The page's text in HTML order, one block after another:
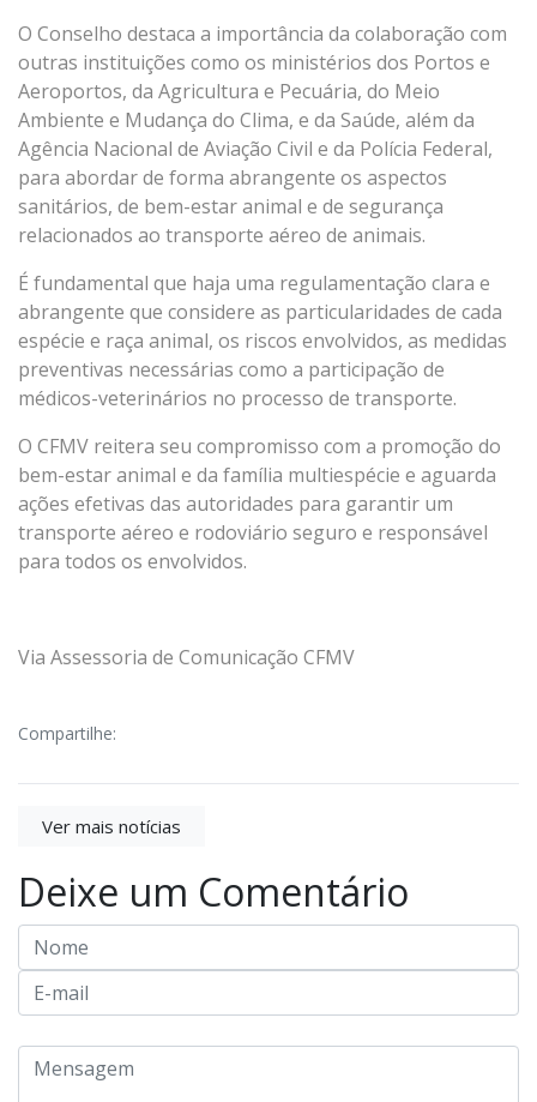
O Conselho destaca a importância da colaboração com
outras instituições como os ministérios dos Portos e
Aeroportos, da Agricultura e Pecuária, do Meio
Ambiente e Mudança do Clima, e da Saúde, além da
Agência Nacional de Aviação Civil e da Polícia Federal,
para abordar de forma abrangente os aspectos
sanitários, de bem-estar animal e de segurança
relacionados ao transporte aéreo de animais.
É fundamental que haja uma regulamentação clara e
abrangente que considere as particularidades de cada
espécie e raça animal, os riscos envolvidos, as medidas
preventivas necessárias como a participação de
médicos-veterinários no processo de transporte.
O CFMV reitera seu compromisso com a promoção do
bem-estar animal e da família multiespécie e aguarda
ações efetivas das autoridades para garantir um
transporte aéreo e rodoviário seguro e responsável
para todos os envolvidos.
Via Assessoria de Comunicação CFMV
Compartilhe:
Ver mais notícias
Deixe um Comentário